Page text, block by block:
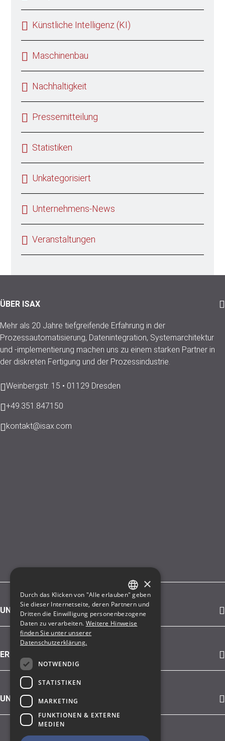
Künstliche Intelligenz (KI)
Maschinenbau
Nachhaltigkeit
Pressemitteilung
Statistiken
Unkategorisiert
Unternehmens-News
Veranstaltungen
ÜBER ISAX
Mehr als 20 Jahre tiefgreifende Erfahrung in der
Prozessautomatisierung, Datenintegration, Systemarchitektur
und -implementierung machen uns zu einem starken Partner in
der diskreten Fertigung und der Prozessindustrie.
Weinbergstr. 15 • 01129 Dresden
+49.351.847150
kontakt@isax.com
UNSER ANGEBOT
ERFAHREN SIE MEHR ÜBER
UNSERE KUNDEN (AUSWAHL)
GERMAN
ENGLISH
×
Durch das Klicken von "Alle erlauben" geben
Sie dieser Internetseite, deren Partnern und
Dritten die Einwilligung personenbezogene
Daten zu verarbeiten. Weitere Hinweise
finden Sie unter unserer
Datenschutzerklärung.
NOTWENDIG
STATISTIKEN
MARKETING
FUNKTIONEN & EXTERNE
MEDIEN